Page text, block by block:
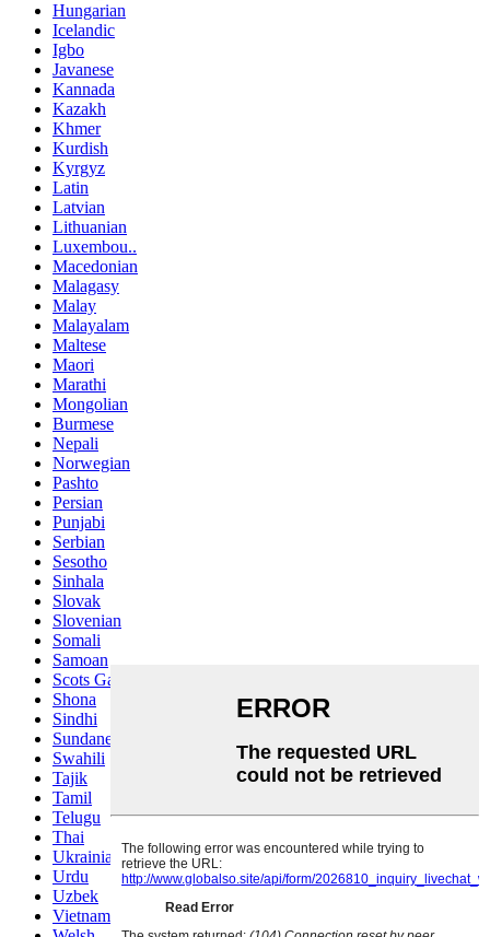
Hungarian
Icelandic
Igbo
Javanese
Kannada
Kazakh
Khmer
Kurdish
Kyrgyz
Latin
Latvian
Lithuanian
Luxembou..
Macedonian
Malagasy
Malay
Malayalam
Maltese
Maori
Marathi
Mongolian
Burmese
Nepali
Norwegian
Pashto
Persian
Punjabi
Serbian
Sesotho
Sinhala
Slovak
Slovenian
Somali
Samoan
Scots Gaelic
Shona
Sindhi
Sundanese
Swahili
Tajik
Tamil
Telugu
Thai
Ukrainian
Urdu
Uzbek
Vietnamese